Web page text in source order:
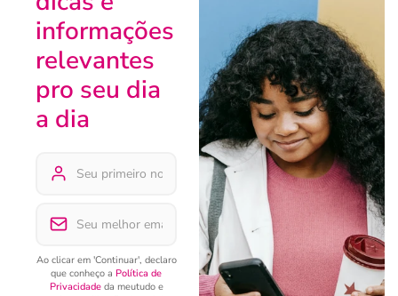
informações
relevantes
pro seu dia
a dia
Ao clicar em 'Continuar', declaro
que conheço a Política de
Privacidadeda meutudo e